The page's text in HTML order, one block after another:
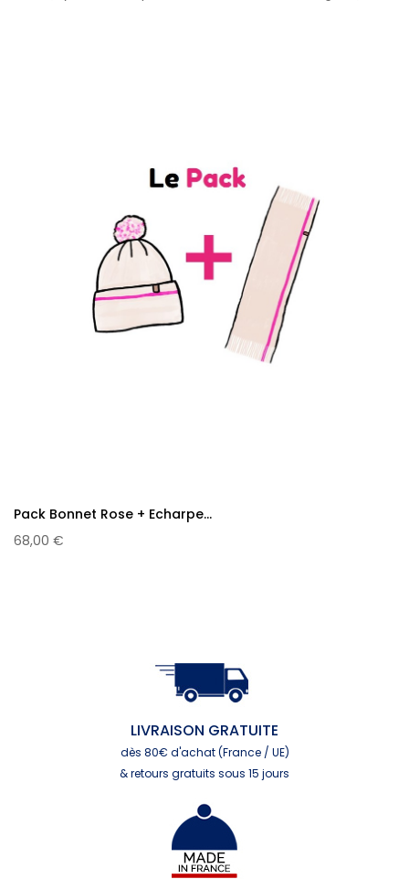
Pack Bonnet Rose + Echarpe...
68,00 €
LIVRAISON GRATUITE
dès 80€ d'achat (France / UE)
& retours gratuits sous 15 jours